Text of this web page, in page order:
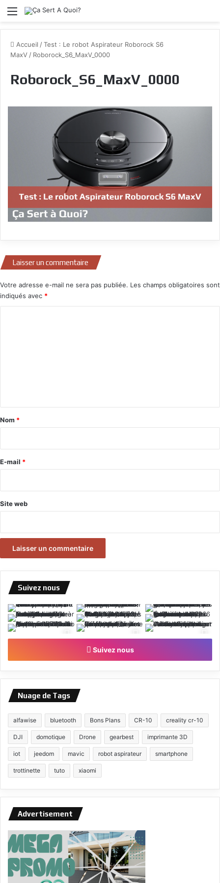
Menu
Accueil /Test : Le robot Aspirateur Roborock S6
MaxV / Roborock_S6_MaxV_0000
Roborock_S6_MaxV_0000
Laisser un commentaire
Votre adresse e-mail ne sera pas publiée. Les champs obligatoires sont
indiqués avec *
a
e
Nom *
E-mail *
Site web
Suivez nous
Suivez nous
Nuage de Tags
alfawise bluetooth Bons Plans CR-10 creality cr-10
DJI domotique Drone gearbest imprimante 3D
iot jeedom mavic robot aspirateur smartphone
trottinette tuto xiaomi
Advertisement